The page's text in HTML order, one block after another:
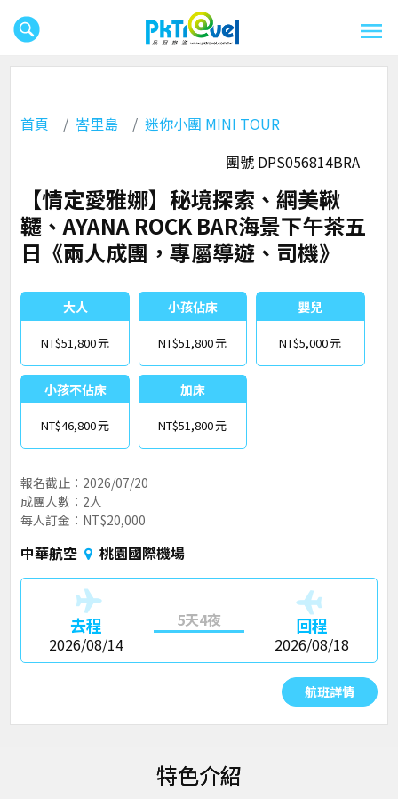
首頁 峇里島
迷你小團 MINI TOUR
團號 DPS056814BRA
【情定愛雅娜】秘境探索、網美鞦
韆、AYANA ROCK BAR海景下午茶五
日《兩人成團，專屬導遊、司機》
大人
NT$51,800
小孩佔床
NT$51,800
嬰兒
NT$5,000
小孩不佔床
NT$46,800
加床
NT$51,800
報名截止：2026/07/20
成團人數：2人
每人訂金：NT$20,000
中華航空 桃園國際機場
去程
2026/08/14
5天4夜 回程
2026/08/18
航班詳情
特色介紹